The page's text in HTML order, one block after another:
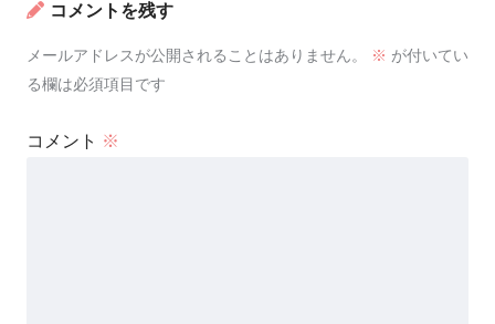
コメントを残す
メールアドレスが公開されることはありません。 ※ が付いてい
る欄は必須項目です
コメント ※